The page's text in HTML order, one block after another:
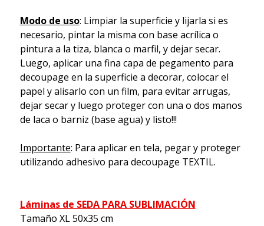
Modo de uso: Limpiar la superficie y lijarla si es
necesario, pintar la misma con base acrílica o
pintura a la tiza, blanca o marfil, y dejar secar.
Luego, aplicar una fina capa de pegamento para
decoupage en la superficie a decorar, colocar el
papel y alisarlo con un film, para evitar arrugas,
dejar secar y luego proteger con una o dos manos
de laca o barniz (base agua) y listo!!!
Importante: Para aplicar en tela, pegar y proteger
utilizando adhesivo para decoupage TEXTIL.
Láminas de SEDA PARA SUBLIMACIÓN
Tamaño XL 50x35 cm